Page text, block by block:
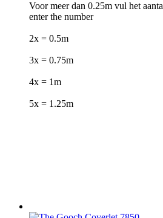
Voor meer dan 0.25m vul het
enter the number
2x = 0.5m
3x = 0.75m
4x = 1m
5x = 1.25m